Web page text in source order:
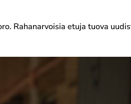
Rahanarvoisia etuja tuova